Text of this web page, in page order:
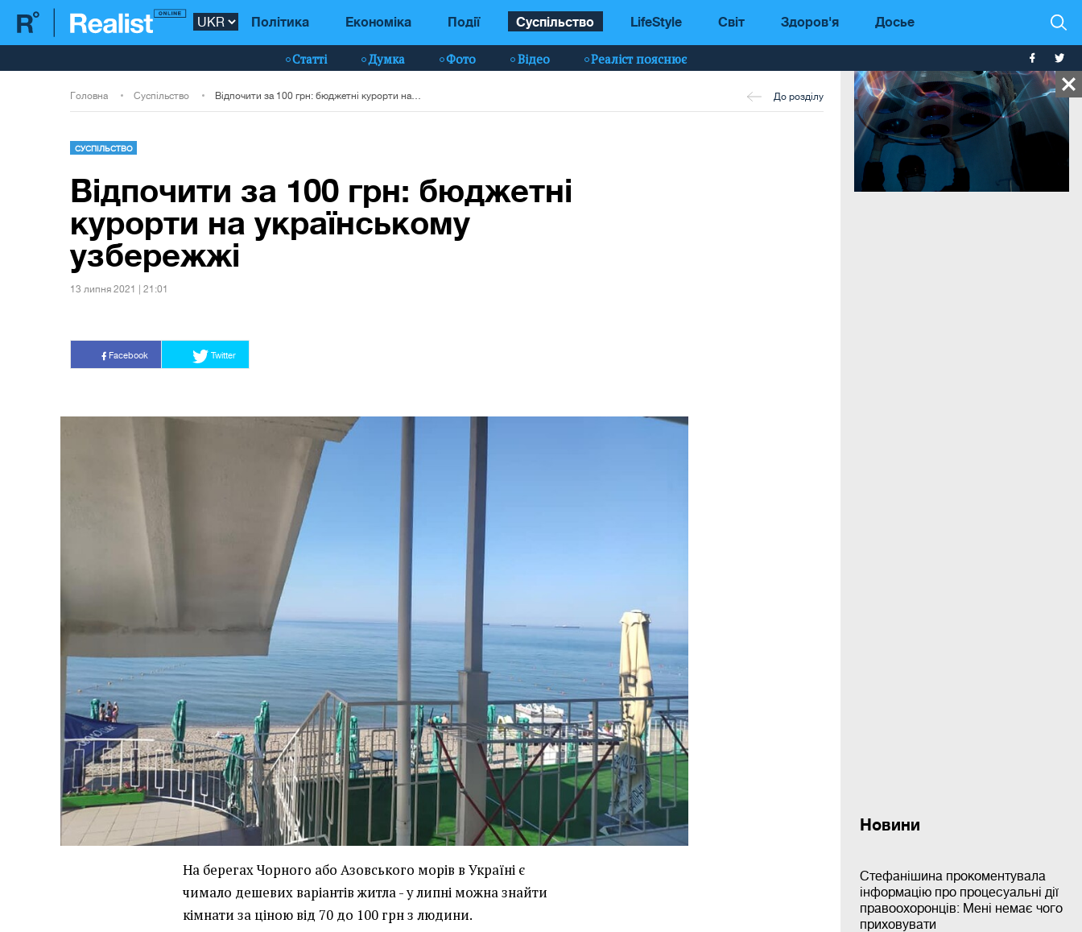
Політика Економіка Події Суспільство LifeStyle Світ Здоров'я Досье
Статті Думка Фото Відео Реаліст пояснює
Новини
Стефанішина прокоментувала
інформацію про процесуальні дії
правоохоронців: Мені немає чого
приховувати
Головна Суспільство До розділу
СУСПІЛЬСТВО
Відпочити за 100 грн: бюджетні
курорти на українському
узбережжі
13 липня 2021 | 21:01
Facebook Twitter
На берегах Чорного або Азовського морів в Україні є
чимало дешевих варіантів житла - у липні можна знайти
кімнати за ціною від 70 до 100 грн з людини.